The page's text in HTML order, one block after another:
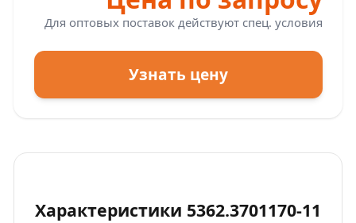
Для оптовых поставок действуют спец. условия
Узнать цену
Характеристики 5362.3701170-11